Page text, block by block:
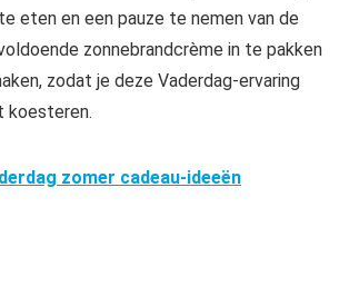
eten en een pauze te nemen van de
zonnebrandcrème in te pakken
zodat je deze Vaderdag-ervaring
koesteren.
zomer cadeau-ideeën